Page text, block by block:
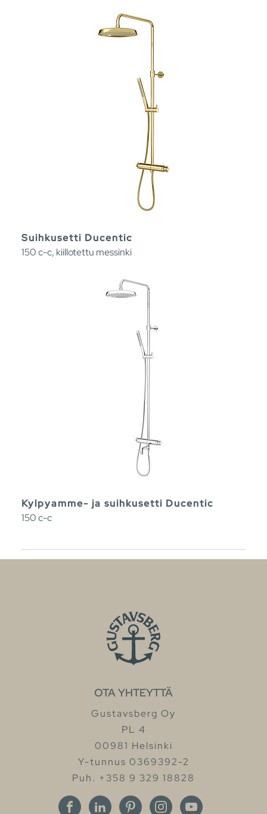
Suihkusetti Ducentic
150 c-c, kiillotettu messinki
Kylpyamme- ja suihkusetti Ducentic
150 c-c
OTA YHTEYTTÄ
Gustavsberg Oy
PL 4
00981 Helsinki
Y-tunnus 0369392-2
Puh. +358 9 329 18828